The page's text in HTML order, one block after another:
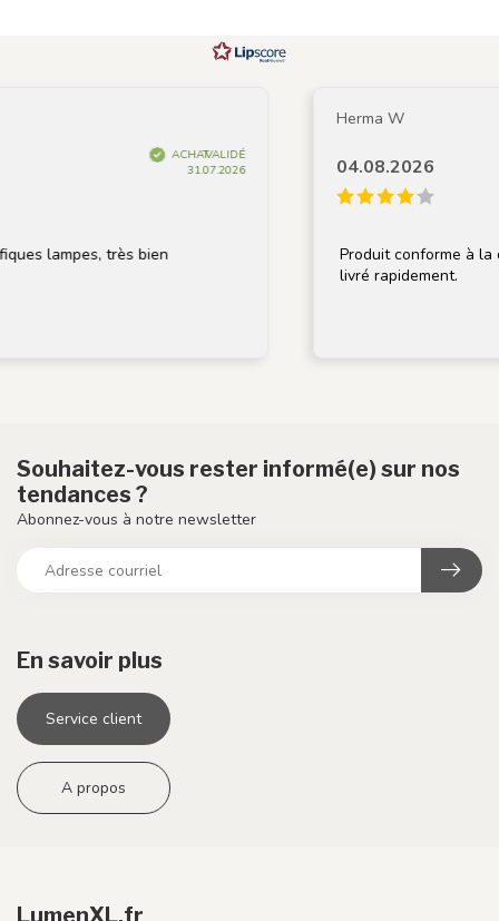
ACHAT VALIDÉ
31.07.2026
lampes, très bien
Herma W
04.08.2026
Produit conforme à la
livré rapidement.
En savoir plus
Service client
A propos
Souhaitez-vous rester informé(e) sur nos
tendances ?
Abonnez-vous à notre newsletter
LumenXL.fr